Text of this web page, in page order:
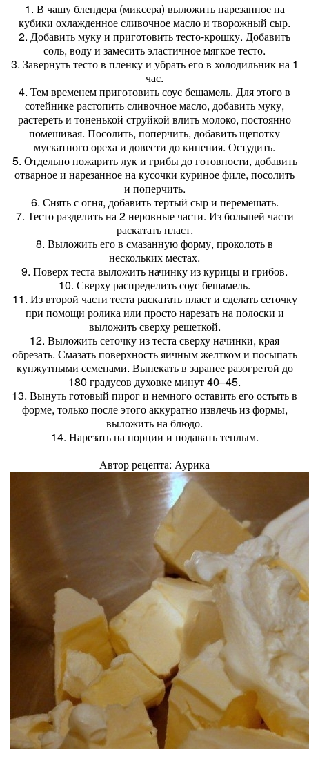
1. В чашу блендера (миксера) выложить нарезанное на
кубики охлажденное сливочное масло и творожный сыр.
2. Добавить муку и приготовить тесто-крошку. Добавить
соль, воду и замесить эластичное мягкое тесто.
3. Завернуть тесто в пленку и убрать его в холодильник на 1
час.
4. Тем временем приготовить соус бешамель. Для этого в
сотейнике растопить сливочное масло, добавить муку,
растереть и тоненькой струйкой влить молоко, постоянно
помешивая. Посолить, поперчить, добавить щепотку
мускатного ореха и довести до кипения. Остудить.
5. Отдельно пожарить лук и грибы до готовности, добавить
отварное и нарезанное на кусочки куриное филе, посолить
и поперчить.
6. Снять с огня, добавить тертый сыр и перемешать.
7. Тесто разделить на 2 неровные части. Из большей части
раскатать пласт.
8. Выложить его в смазанную форму, проколоть в
нескольких местах.
9. Поверх теста выложить начинку из курицы и грибов.
10. Сверху распределить соус бешамель.
11. Из второй части теста раскатать пласт и сделать сеточку
при помощи ролика или просто нарезать на полоски и
выложить сверху решеткой.
12. Выложить сеточку из теста сверху начинки, края
обрезать. Смазать поверхность яичным желтком и посыпать
кунжутными семенами. Выпекать в заранее разогретой до
180 градусов духовке минут 40–45.
13. Вынуть готовый пирог и немного оставить его остыть в
форме, только после этого аккуратно извлечь из формы,
выложить на блюдо.
14. Нарезать на порции и подавать теплым.
Автор рецепта: Аурика